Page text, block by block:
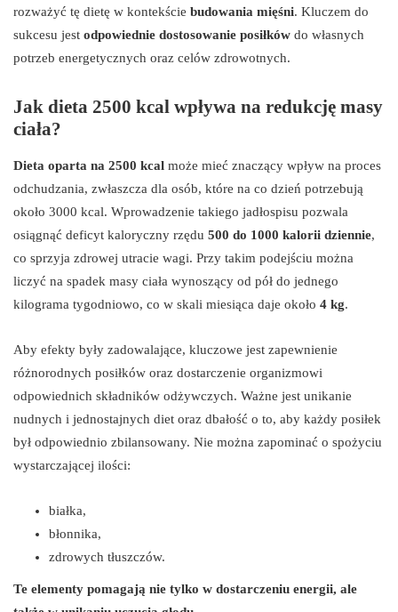
rozważyć tę dietę w kontekście budowania mięśni. Kluczem do
sukcesu jest odpowiednie dostosowanie posiłków do własnych
potrzeb energetycznych oraz celów zdrowotnych.
Jak dieta 2500 kcal wpływa na redukcję masy
ciała?
Dieta oparta na 2500 kcal może mieć znaczący wpływ na proces
odchudzania, zwłaszcza dla osób, które na co dzień potrzebują
około 3000 kcal. Wprowadzenie takiego jadłospisu pozwala
osiągnąć deficyt kaloryczny rzędu 500 do 1000 kalorii dziennie,
co sprzyja zdrowej utracie wagi. Przy takim podejściu można
liczyć na spadek masy ciała wynoszący od pół do jednego
kilograma tygodniowo, co w skali miesiąca daje około 4 kg.
Aby efekty były zadowalające, kluczowe jest zapewnienie
różnorodnych posiłków oraz dostarczenie organizmowi
odpowiednich składników odżywczych. Ważne jest unikanie
nudnych i jednostajnych diet oraz dbałość o to, aby każdy posiłek
był odpowiednio zbilansowany. Nie można zapominać o spożyciu
wystarczającej ilości:
białka,
błonnika,
zdrowych tłuszczów.
Te elementy pomagają nie tylko w dostarczeniu energii, ale